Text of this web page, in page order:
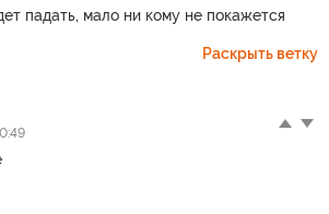
падать, мало ни кому не покажется
Раскрыть ветку